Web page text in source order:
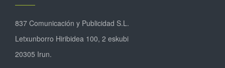
837 Comunicación y Publicidad S.L.
Letxunborro Hiribidea 100, 2 eskubi
20305 Irun.